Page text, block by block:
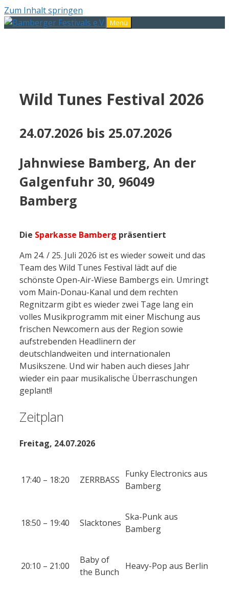
Zum Inhalt springen
Menü
Wild Tunes Festival 2026
24.07.2026 bis 25.07.2026
Jahnwiese Bamberg, An der
Galgenfuhr 30, 96049
Bamberg
Die Sparkasse Bamberg präsentiert
Am 24. / 25. Juli 2026 ist es wieder soweit und das
Team des Wild Tunes Festival lädt auf die
schönste Open-Air-Wiese Bambergs ein. Umringt
vom Main-Donau-Kanal und dem rechten
Regnitzarm gibt es wieder zwei Tage lang ein
volles Musikprogramm mit einer Mischung aus
frischen Newcomern aus der Region sowie
aufstrebenden Headlinern der
deutschlandweiten und internationalen
Musikszene. Und wir haben auch dieses Jahr
wieder ein paar musikalische Überraschungen
geplant!!
Zeitplan
Freitag, 24.07.2026
17:40 – 18:20 ZERRBASS
Funky Electronics aus
Bamberg
18:50 – 19:40 Slacktones
Ska-Punk aus
Bamberg
20:10 – 21:00
Baby of
the Bunch
Heavy-Pop aus Berlin